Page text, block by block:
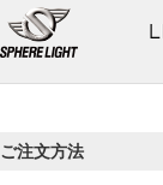
ご注文方法